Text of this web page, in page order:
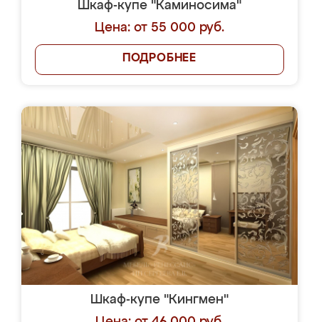
Шкаф-купе "Каминосима"
Цена: от 55 000 руб.
ПОДРОБНЕЕ
Шкаф-купе "Кингмен"